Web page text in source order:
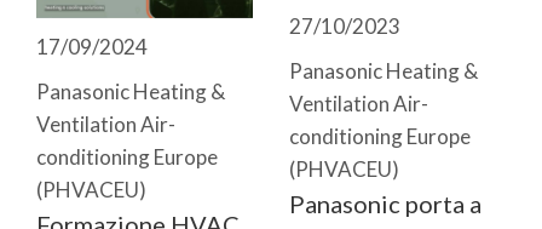
17/09/2024
Panasonic Heating &
Ventilation Air-
conditioning Europe
(PHVACEU)
27/10/2023
Panasonic Heating &
Ventilation Air-
conditioning Europe
(PHVACEU)
Panasonic porta a